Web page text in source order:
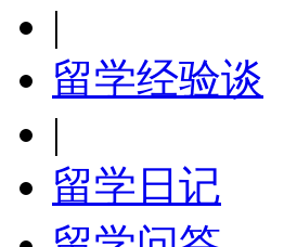
|
留学经验谈
|
留学日记